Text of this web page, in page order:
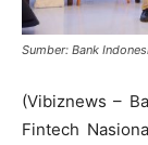
Sumber: Bank
(Vibiznews –
Fintech